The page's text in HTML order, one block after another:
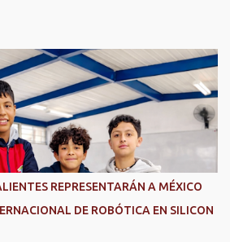
REPRESENTARÁN A MÉXICO
DE ROBÓTICA EN SILICON